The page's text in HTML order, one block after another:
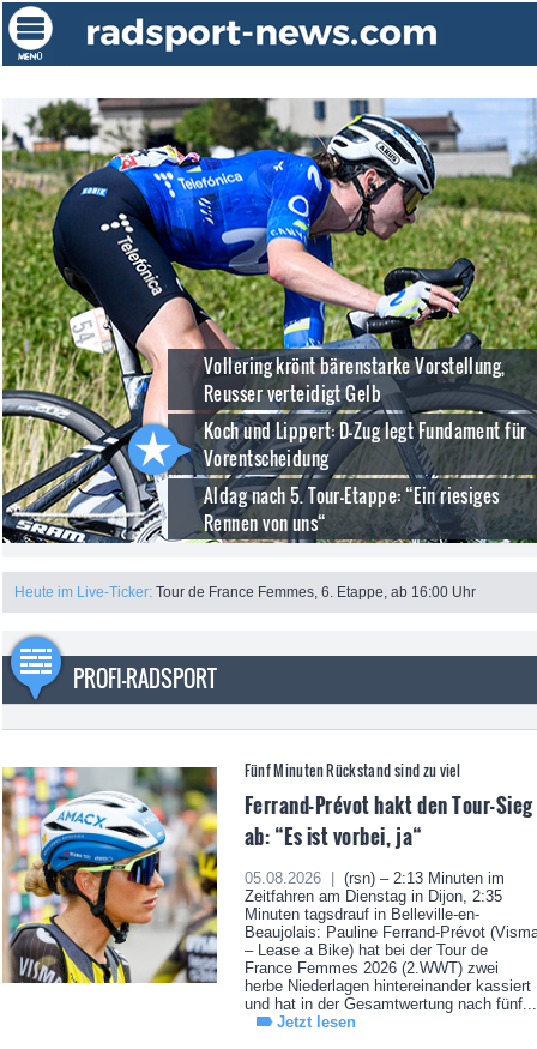
Vollering krönt bärenstarke Vorstellung,
Reusser verteidigt Gelb
Koch und Lippert: D-Zug legt Fundament für
Vorentscheidung
Aldag nach 5. Tour-Etappe: “Ein riesiges
Rennen von uns“
Heute im Live-Ticker: Tour de France Femmes, 6. Etappe, ab 16:00 Uhr
PROFI-RADSPORT
Fünf Minuten Rückstand sind zu viel
Ferrand-Prévot hakt den Tour-Sieg
ab: “Es ist vorbei, ja“
05.08.2026 |
(rsn) – 2:13 Minuten im
Zeitfahren am Dienstag in Dijon, 2:35
Minuten tagsdrauf in Belleville-en-
Beaujolais: Pauline Ferrand-Prévot
– Lease a Bike) hat bei der Tour de
France Femmes 2026 (2.WWT) zwei
herbe Niederlagen hintereinander kassiert
und hat in der Gesamtwertung nach fünf...
Jetzt lesen